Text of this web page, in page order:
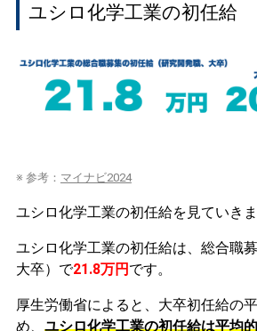
ユシロ化学工業の初任給
※ 参考： マイナビ2024
ユシロ化学工業の初任給を見ていきま
ユシロ化学工業の初任給は、総合職
大卒）で21.8万円 です。
厚生労働省によると、大卒初任給の
め、 ユシロ化学工業の初任給は平均